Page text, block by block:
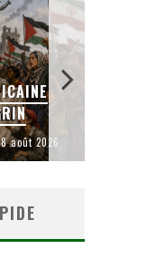
DU MAL
1 août 2026